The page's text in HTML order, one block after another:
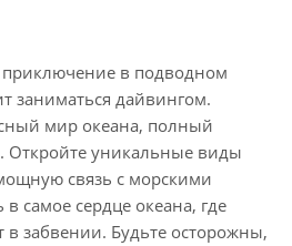
приключение в подводном
заниматься дайвингом.
мир океана, полный
Откройте уникальные виды
связь с морскими
самое сердце океана, где
в забвении. Будьте осторожны,